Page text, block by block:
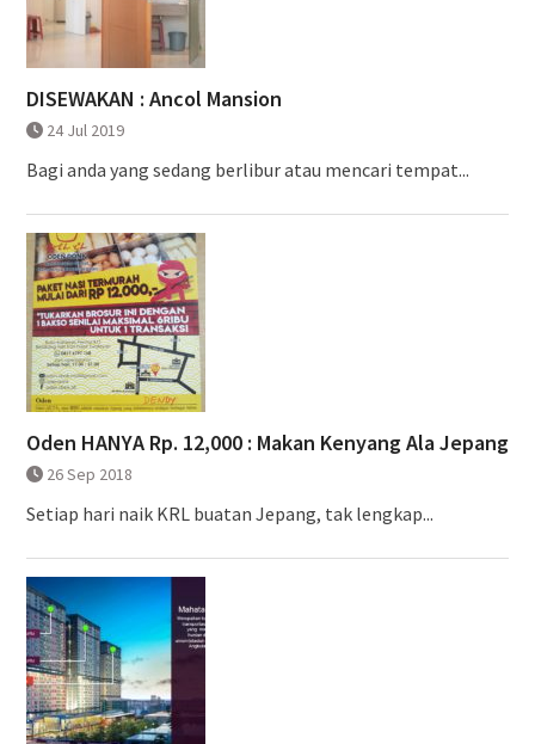
DISEWAKAN : Ancol Mansion
24 Jul 2019
Bagi anda yang sedang berlibur atau mencari tempat...
Oden HANYA Rp. 12,000 : Makan Kenyang Ala Jepang
26 Sep 2018
Setiap hari naik KRL buatan Jepang, tak lengkap...